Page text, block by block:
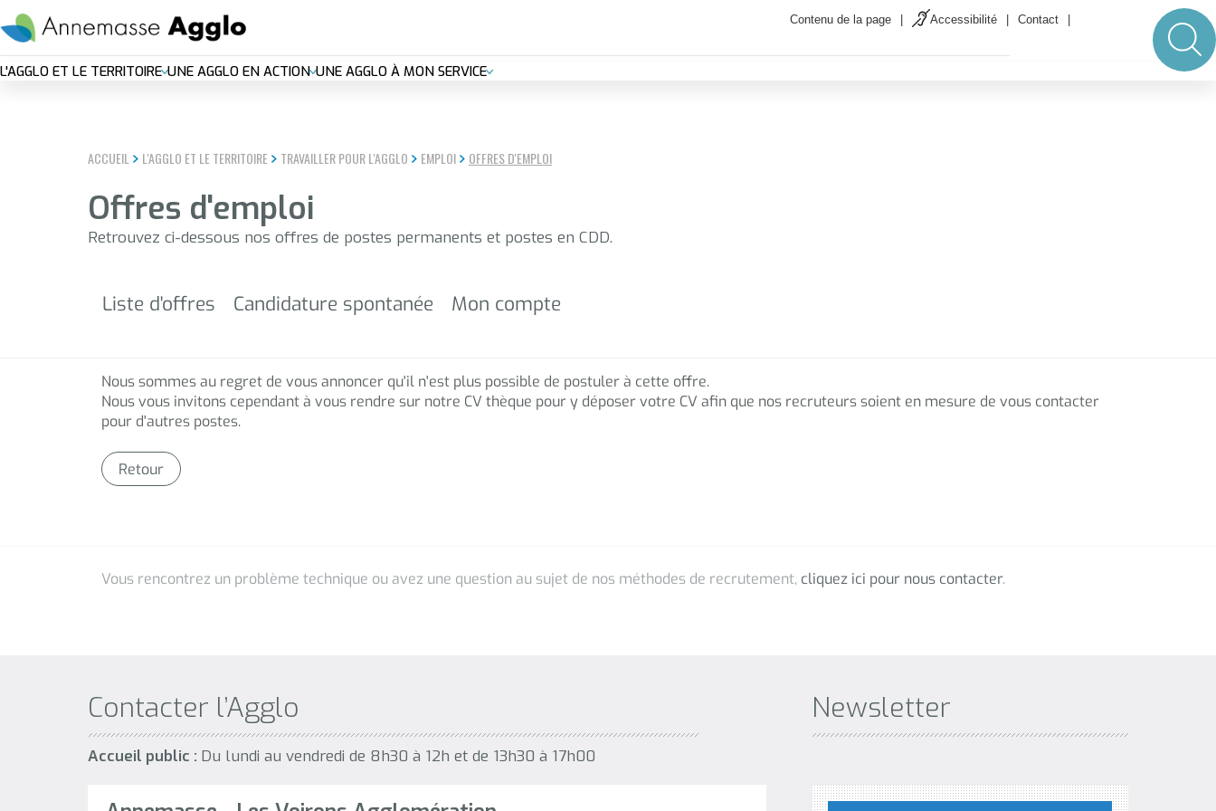
Aller
au
contenu
principal
Plan canicule : les déchetteries seront ouvertes de 7h30 à 14h jusqu'au 14 août inclus. LIRE L'INFO
Contenu de la page Accessibilité Contact
Nouvelle
principal
L'AGGLO ET LE TERRITOIRE UNE AGGLO EN ACTION UNE AGGLO À MON SERVICE
ACCUEIL L'AGGLO ET LE TERRITOIRE TRAVAILLER POUR L'AGGLO EMPLOI OFFRES D'EMPLOI
Offres d'emploi
Retrouvez ci-dessous nos offres de postes permanents et postes en CDD.
Contacter l’Agglo Newsletter
Accueil public : Du lundi au vendredi de 8h30 à 12h et de 13h30 à 17h00